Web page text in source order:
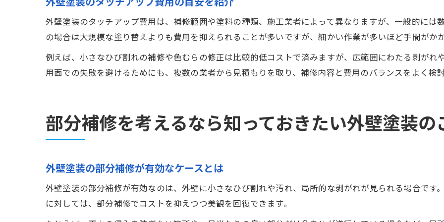
外壁塗装のタッチアップ費用は、補修範囲や塗料の種類、施工業者によって異なりますが、一般的には
の場合は大規模な塗り替えよりも費用を抑えられることが多いですが、細かい作業が多いほど手間がか
例えば、小さなひび割れの補修や色むらの修正は比較的低コストで済みますが、広範囲にわたる剥がれ
用面での失敗を避けるためにも、複数の業者から見積もりを取り、補修内容と費用のバランスをよく検
部分補修を考えるなら知っておきたい外壁塗装の
外壁塗装の部分補修が有効なケースとは
外壁塗装の部分補修が有効なのは、外壁に小さなひび割れや汚れ、局所的な剥がれが見られる場合です
に対しては、部分補修でコストを抑えつつ美観を回復できます。